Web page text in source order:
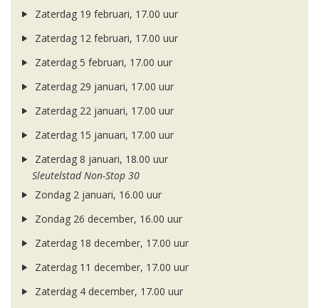
Zaterdag 19 februari, 17.00 uur
Zaterdag 12 februari, 17.00 uur
Zaterdag 5 februari, 17.00 uur
Zaterdag 29 januari, 17.00 uur
Zaterdag 22 januari, 17.00 uur
Zaterdag 15 januari, 17.00 uur
Zaterdag 8 januari, 18.00 uur
Sleutelstad Non-Stop 30
Zondag 2 januari, 16.00 uur
Zondag 26 december, 16.00 uur
Zaterdag 18 december, 17.00 uur
Zaterdag 11 december, 17.00 uur
Zaterdag 4 december, 17.00 uur